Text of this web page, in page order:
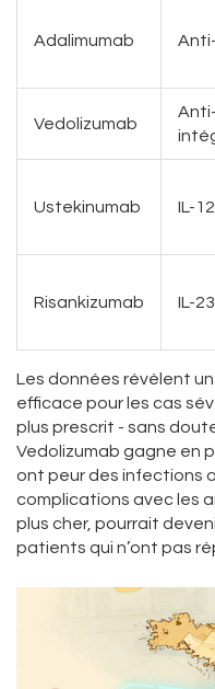
Adalimumab
Vedolizumab
Anti-
Ustekinumab IL-
Risankizumab IL-23
Les données révèlent
efficace pour les cas
plus prescrit - sans
Vedolizumab gagne en
ont peur des infections
complications avec les
plus cher, pourrait
patients qui n’ont pas